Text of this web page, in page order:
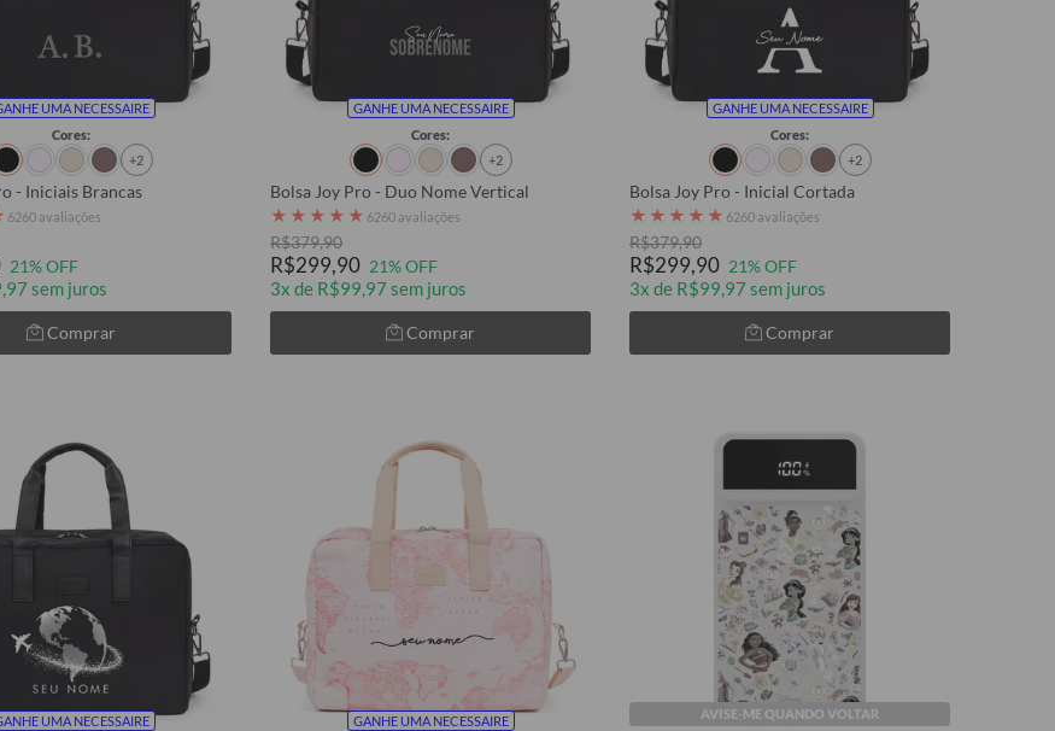
UMA NECESSAIRE
Cores:
+2
- Iniciais Brancas
6260 avaliações
21% OFF
sem juros
Comprar
GANHE UMA NECESSAIRE
Cores:
+2
Bolsa Joy Pro - Duo Nome Vertical
★ ★ ★ ★ ★ 6260 avaliações
R$379,90
R$299,90 21% OFF
3x de R$99,97 sem juros
Comprar
GANHE UMA NECESSAIRE
Cores:
+2
Bolsa Joy Pro - Inicial Cortada
★ ★ ★ ★ ★ 6260 avaliações
R$379,90
R$299,90 21% OFF
3x de R$99,97 sem juros
Comprar
UMA NECESSAIRE
GANHE UMA NECESSAIRE AVISE-ME QUANDO VOLTAR